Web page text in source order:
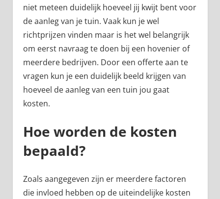
niet meteen duidelijk hoeveel jij kwijt bent voor
de aanleg van je tuin. Vaak kun je wel
richtprijzen vinden maar is het wel belangrijk
om eerst navraag te doen bij een hovenier of
meerdere bedrijven. Door een offerte aan te
vragen kun je een duidelijk beeld krijgen van
hoeveel de aanleg van een tuin jou gaat
kosten.
Hoe worden de kosten
bepaald?
Zoals aangegeven zijn er meerdere factoren
die invloed hebben op de uiteindelijke kosten